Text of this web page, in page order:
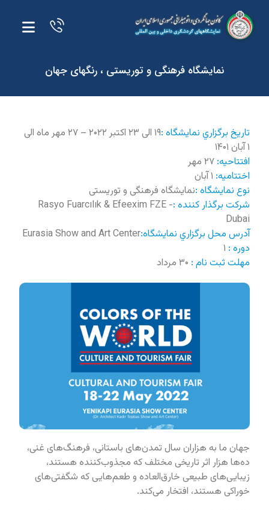
نمایشگاه فرهنگی و توریستی ، رنگهای جهان
تاريخ برگزاري نمايشگاه :
۱۹ الی ۲۳ اکتبر ۲۰۲۲ – ۲۷ مهر ماه الی
۱ آبان ۱۴۰۱
افتتاحيه: ۲۷ مهر
اختتاميه:
نوع نمايشگاه :نمایشگاه فرهنگی و توریستی
شرکت برگذار کننده :Rasyo Fuarcılık & Efeexim FZE -
Dubai
آدرس محل برگزاري نمايشگاه:Eurasia Show and Art Center
دوره :
مهلت ثبت نام :
جهان ما به هزاران سال تمدن‌های باستانی، فرهنگ‌های غنی،
ده‌ها هزار اثر تاریخی مختلف که مجذوب‌کننده هستند،
زیبایی‌های طبیعی خارق‌العاده و طعم‌هایی که شگفتی‌های
خوراکی هستند، افتخار می‌کند.